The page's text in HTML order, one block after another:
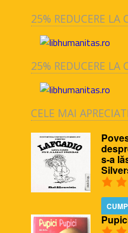
25% REDUCERE LA
25% REDUCERE LA
CELE MAI
s-a